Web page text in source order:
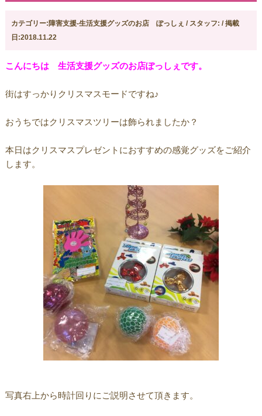
カテゴリー:障害支援-生活支援グッズのお店 ぽっしぇ / スタッフ: / 掲載
日:2018.11.22
こんにちは 生活支援グッズのお店ぽっしぇです。
街はすっかりクリスマスモードですね♪
おうちではクリスマスツリーは飾られましたか？
本日はクリスマスプレゼントにおすすめの感覚グッズをご紹介
します。
写真右上から時計回りにご説明させて頂きます。